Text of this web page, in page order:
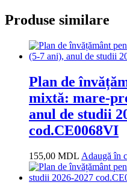
Produse similare
Plan de
mixtă: mare-
anul de studii
cod.CE0068VI
155,00 MDL Adaugă în